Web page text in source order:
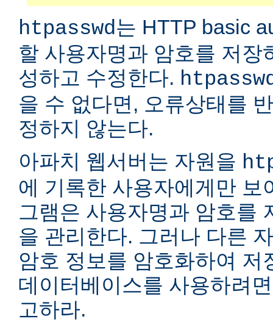
htpasswd는 HTTP basic
할 사용자명과 암호를 저장
성하고 수정한다.
을 수 없다면, 오류상태를
정하지 않는다.
아파치 웹서버는 자원을
에 기록한 사용자에게만 보
그램은 사용자명과 암호를
을 관리한다. 그러나 다른
암호 정보를 암호화하여 저
데이터베이스를 사용하려
고하라.